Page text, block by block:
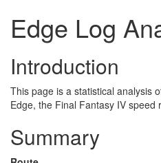
Edge Log
Introduction
This page is a statistical analysis
Edge, the Final Fantasy IV speed
Summary